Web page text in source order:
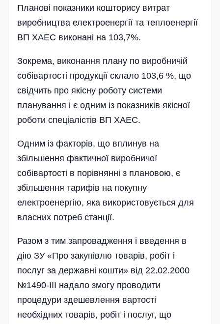
Планові показники кошторису витрат
виробництва електроенергії та теплоенергії
ВП ХАЕС виконані на 103,7%.
Зокрема, виконання плану по виробничій
собівартості продукції склало 103,6 %, що
свідчить про якісну роботу системи
планування і є одним із показників якісної
роботи спеціалістів ВП ХАЕС.
Одним із факторів, що вплинув на
збільшення фактичної виробничої
собівартості в порівнянні з плановою, є
збільшення тарифів на покупну
електроенергію, яка використовується для
власних потреб станції.
Разом з тим запровадження і введення в
дію ЗУ «Про закупівлю товарів, робіт і
послуг за державні кошти» від 22.02.2000
№1490-ІІІ надало змогу проводити
процедури здешевлення вартості
необхідних товарів, робіт і послуг, що